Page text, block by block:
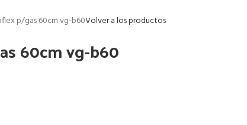
p/gas 60cm vg-b60Volver a los productos
60cm vg-b60